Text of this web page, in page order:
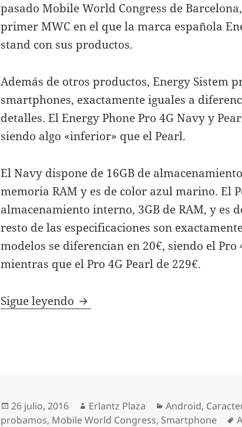
pasado Mobile World Congress de
primer MWC en el que la marca española
stand con sus productos.
Además de otros productos, Energy Sistem
smartphones, exactamente iguales a
detalles. El Energy Phone Pro 4G Navy y
siendo algo «inferior» que el Pearl.
El Navy dispone de 16GB de
memoria RAM y es de color azul marino. El
almacenamiento interno, 3GB de RAM, y es
resto de las especificaciones son
modelos se diferencian en 20€, siendo el Pro
mientras que el Pro 4G Pearl de 229€.
Sigue leyendo Energy Phone Pro 4G Navy,
Publicado
el
26 julio, 2016 Autor
Erlantz Plaza Categorías
Android,
probamos, Mobile World Congress, Smartphone